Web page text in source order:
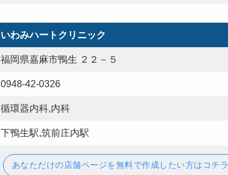
いわみハートクリニック
福岡県嘉麻市鴨生 ２２－５
0948-42-0326
循環器内科,内科
下鴨生駅,筑前庄内駅
あなただけの店舗ページを無料で作成したい方はコチラ